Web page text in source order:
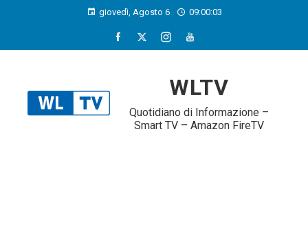
giovedì, Agosto 6 09:00:04
WLTV
Quotidiano di Informazione –
Smart TV – Amazon FireTV